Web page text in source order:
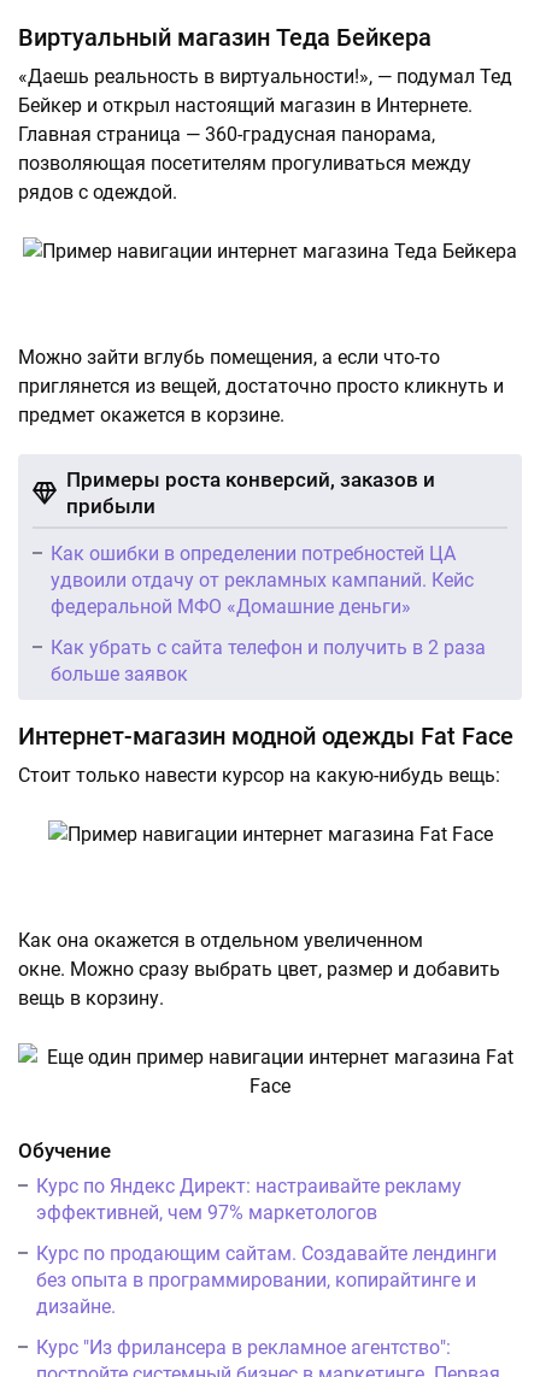
Виртуальный магазин Теда Бейкера
«Даешь реальность в виртуальности!», — подумал Тед
Бейкер и открыл настоящий магазин в Интернете.
Главная страница — 360-градусная панорама,
позволяющая посетителям прогуливаться между
рядов с одеждой.
Можно зайти вглубь помещения, а если что-то
приглянется из вещей, достаточно просто кликнуть и
предмет окажется в корзине.
Примеры роста конверсий, заказов и
прибыли
Как ошибки в определении потребностей ЦА
удвоили отдачу от рекламных кампаний. Кейс
федеральной МФО «Домашние деньги»
Как убрать с сайта телефон и получить в 2 раза
больше заявок
Интернет-магазин модной одежды Fat Face
Стоит только навести курсор на какую-нибудь вещь:
Как она окажется в отдельном увеличенном
окне. Можно сразу выбрать цвет, размер и добавить
вещь в корзину.
Обучение
Курс по Яндекс Директ: настраивайте рекламу
эффективней, чем 97% маркетологов
Курс по продающим сайтам. Создавайте лендинги
без опыта в программировании, копирайтинге и
дизайне.
Курс "Из фрилансера в рекламное агентство":